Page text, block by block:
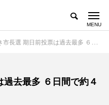
選 期日前投票は過去最多 ６日間で約４万４千人
去最多 ６日間で約４